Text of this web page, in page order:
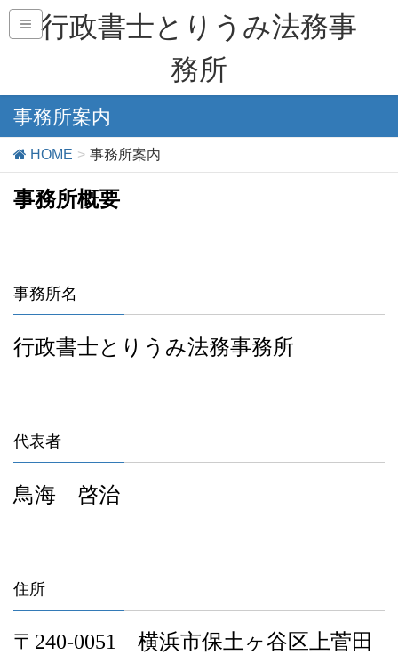
行政書士とりうみ法務事
務所
事務所案内
HOME 事務所案内
事務所概要
事務所名
行政書士とりうみ法務事務所
代表者
鳥海 啓治
住所
〒 240-0051 横浜市保土ヶ谷区上菅田